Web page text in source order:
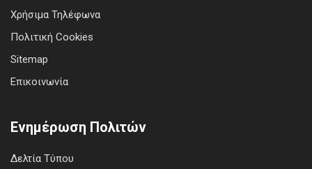
Χρήσιμα Τηλέφωνα
Πολιτική Cookies
Sitemap
Επικοινωνία
Ενημέρωση Πολιτών
Δελτία Τύπου